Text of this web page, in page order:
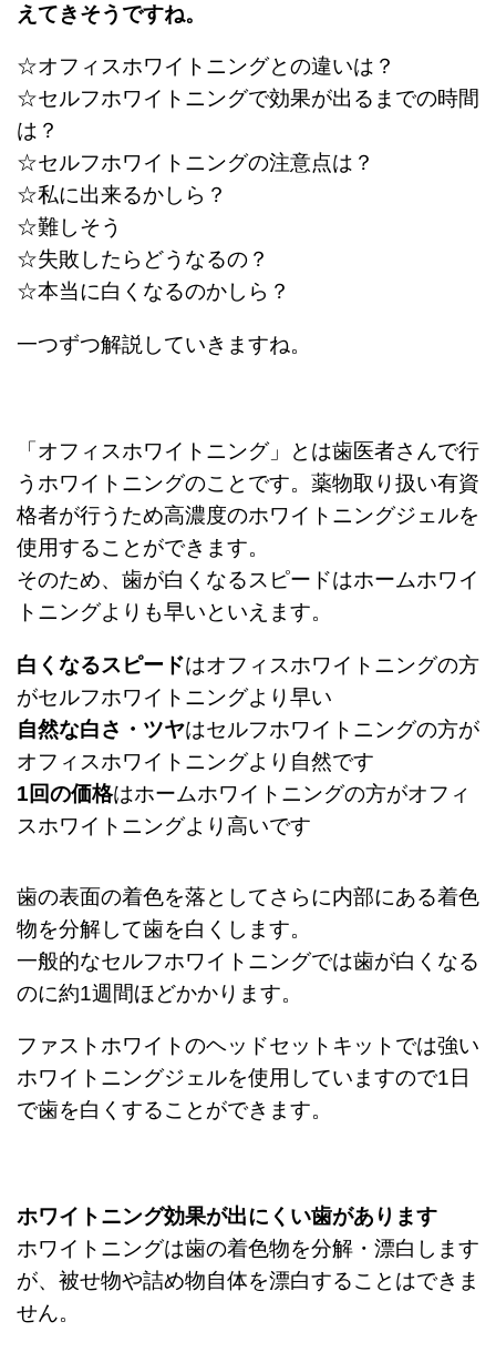
えてきそうですね。
☆オフィスホワイトニングとの違いは？
☆セルフホワイトニングで効果が出るまでの時間
は？
☆セルフホワイトニングの注意点は？
☆私に出来るかしら？
☆難しそう
☆失敗したらどうなるの？
☆本当に白くなるのかしら？
一つずつ解説していきますね。
「オフィスホワイトニング」とは歯医者さんで行
うホワイトニングのことです。薬物取り扱い有資
格者が行うため高濃度のホワイトニングジェルを
使用することができます。
そのため、歯が白くなるスピードはホームホワイ
トニングよりも早いといえます。
白くなるスピードはオフィスホワイトニングの方
がセルフホワイトニングより早い
自然な白さ・ツヤはセルフホワイトニングの方が
オフィスホワイトニングより自然です
1回の価格はホームホワイトニングの方がオフィ
スホワイトニングより高いです
歯の表面の着色を落としてさらに内部にある着色
物を分解して歯を白くします。
一般的なセルフホワイトニングでは歯が白くなる
のに約1週間ほどかかります。
ファストホワイトのヘッドセットキットでは強い
ホワイトニングジェルを使用していますので1日
で歯を白くすることができます。
ホワイトニング効果が出にくい歯があります
ホワイトニングは歯の着色物を分解・漂白します
が、被せ物や詰め物自体を漂白することはできま
せん。